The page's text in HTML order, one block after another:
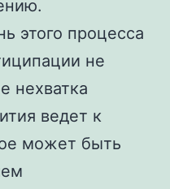
этого процесса
не
нехватка
ведет к
может быть